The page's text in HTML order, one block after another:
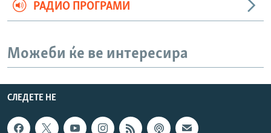
РАДИО ПРОГРАМИ
Можеби ќе ве интересира
СЛЕДЕТЕ НЕ